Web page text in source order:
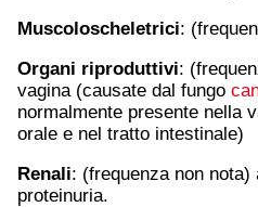
Muscoloscheletrici:
Organi riproduttivi:
vagina (causate dal fungo
normalmente presente nella
orale e nel tratto intestinale)
Renali: (frequenza non
proteinuria.